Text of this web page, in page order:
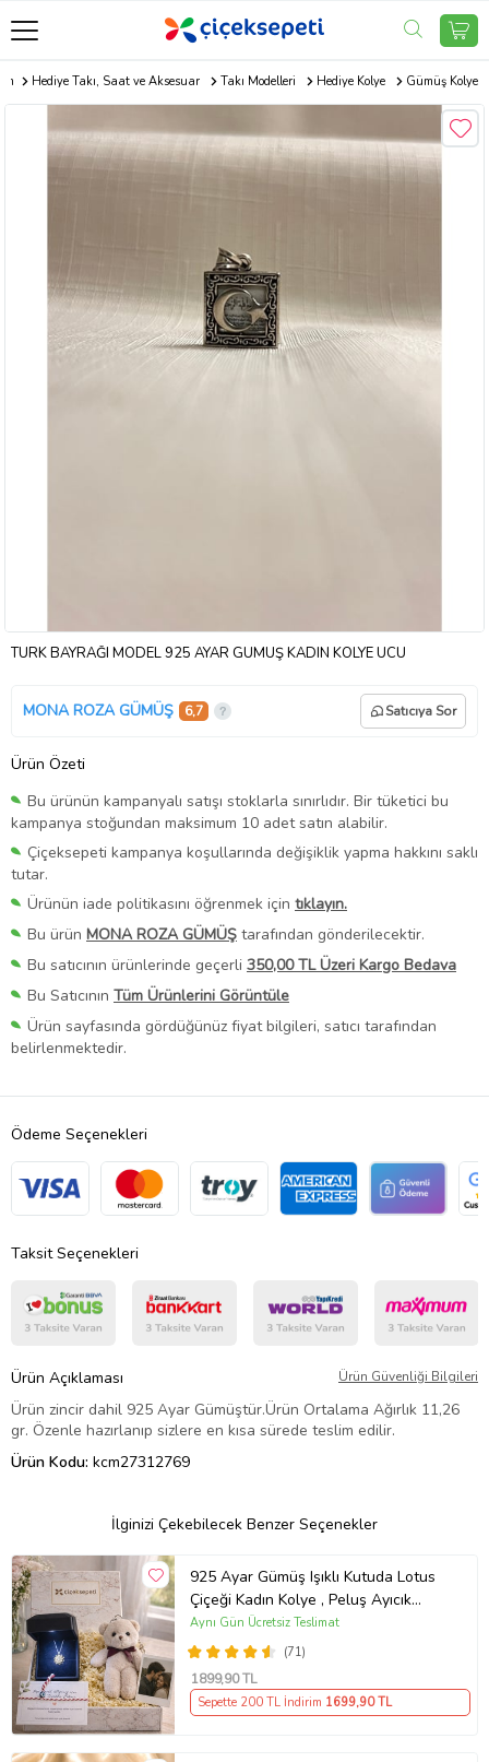
Hediye Takı, Saat ve Aksesuar Takı Modelleri Hediye Kolye Gümüş Kolye
TÜRK BAYRAĞI MODEL 925 AYAR GÜMÜŞ KADIN KOLYE UCU
MONA ROZA GÜMÜŞ 6,7 Satıcıya Sor
Ürün Özeti
Bu ürünün kampanyalı satışı stoklarla sınırlıdır. Bir tüketici bu
kampanya stoğundan maksimum 10 adet satın alabilir.
Çiçeksepeti kampanya koşullarında değişiklik yapma hakkını saklı
tutar.
Ürünün iade politikasını öğrenmek için tıklayın.
Bu ürün MONA ROZA GÜMÜŞ tarafından gönderilecektir.
Bu satıcının ürünlerinde geçerli 350,00 TL Üzeri Kargo Bedava
Bu Satıcının Tüm Ürünlerini Görüntüle
Ürün sayfasında gördüğünüz fiyat bilgileri, satıcı tarafından
belirlenmektedir.
Ödeme Seçenekleri
Taksit Seçenekleri
Ürün Açıklaması Ürün Güvenliği Bilgileri
Ürün zincir dahil 925 Ayar Gümüştür.Ürün Ortalama Ağırlık 11,26
gr. Özenle hazırlanıp sizlere en kısa sürede teslim edilir.
Ürün Kodu: kcm27312769
İlginizi Çekebilecek Benzer Seçenekler
925 Ayar Gümüş Işıklı Kutuda Lotus
Çiçeği Kadın Kolye , Peluş Ayıcık
Anahtarlık Marteniçka Bileklik,
Polaroid Fotoğraf Hediye
(71)
Aynı Gün Ücretsiz Teslimat
1899,90 TL
Sepette 200 TL İndirim 1699,90 TL